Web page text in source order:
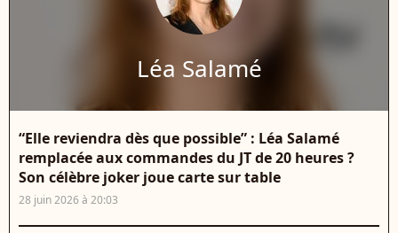
Léa Salamé
“Elle reviendra dès que possible” : Léa Salamé
remplacée aux commandes du JT de 20 heures ?
Son célèbre joker joue carte sur table
28 juin 2026 à 20:03